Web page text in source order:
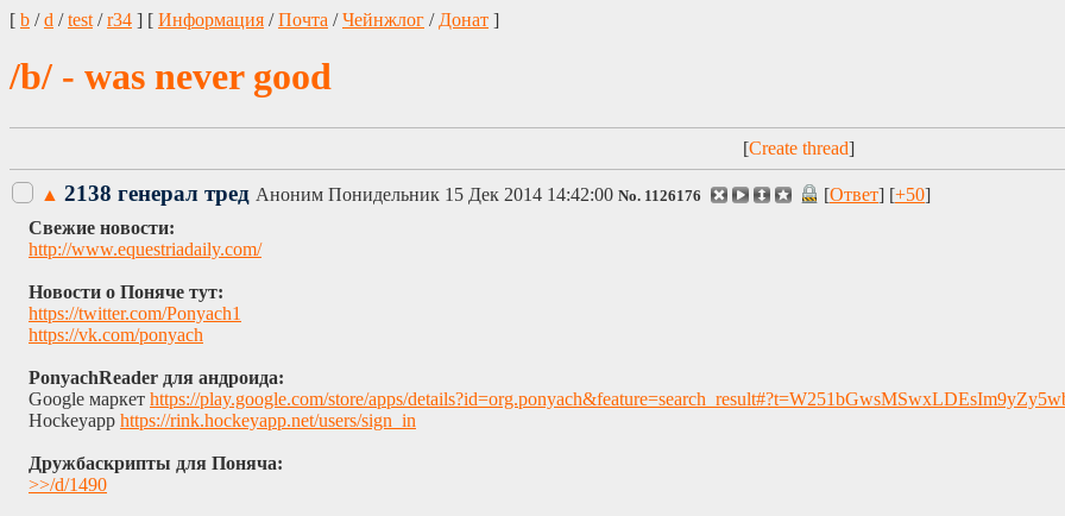
[ b /d /test /r34 ] [ Информация /Почта /Чейнжлог / Донат ]
/b/ - was never good
[ ]
▲ 2138 генерал тред Аноним Понидельник 15 Дек 2014 14:42:00 No. 1126176 [Ответ] [+50]
Свежие новости:
http://www.equestriadaily.com/
Новости о Поняче тут:
https://twitter.com/Ponyach1
https://vk.com/ponyach
PonyachReader для андроида:
Google маркет https://play.google.com/store/apps/
Hockeyapp https://rink.hockeyapp.net/users/sign_in
Дружбаскрипты для Поняча:
>>/d/1490